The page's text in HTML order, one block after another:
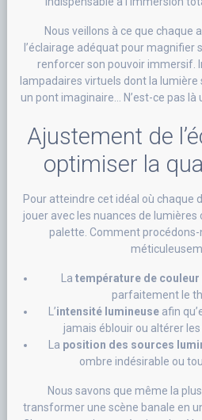
Nous veillons à ce que chaque
l’éclairage adéquat pour
renforcer son pouvoir immersif.
lampadaires virtuels dont la
un pont imaginaire… N’est-ce pas là
Ajustement de
optimiser la
Pour atteindre cet idéal où chaque
jouer avec les nuances de
palette. Comment procédons-
Latempérature de couleur
parfaitement le
L’intensité lumineuseafin
jamais éblouir ou altérer
La position des sources
ombre indésirable ou
Nous savons que même la
transformer une scène banale en